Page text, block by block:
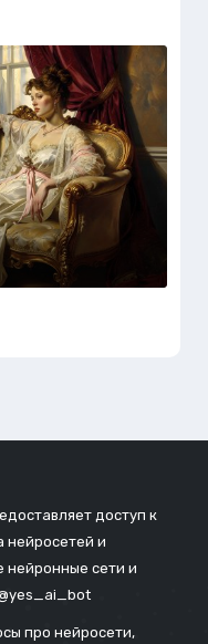
доступ к
нейросетей и
нейронные сети и
про нейросети,